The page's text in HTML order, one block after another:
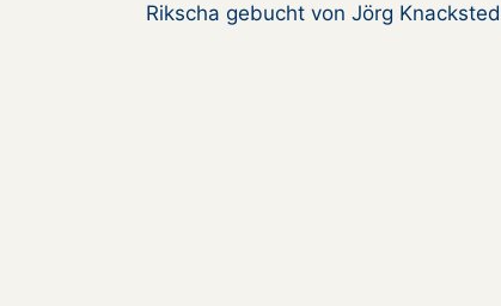
Rikscha gebucht von Jörg